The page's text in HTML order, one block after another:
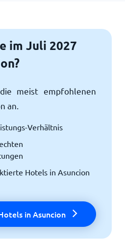
im Juli 2027
meist empfohlenen
an.
Verhältnis
Hotels in Asuncion
in Asuncion